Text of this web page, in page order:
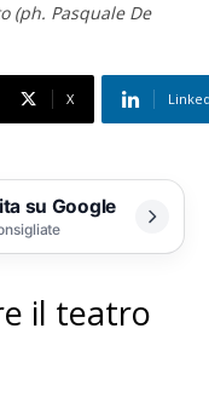
(ph. Pasquale De
X
su Google
il teatro